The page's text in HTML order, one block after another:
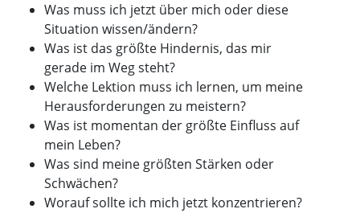
Was muss ich jetzt über mich oder diese
Situation wissen/ändern?
Was ist das größte Hindernis, das mir
gerade im Weg steht?
Welche Lektion muss ich lernen, um meine
Herausforderungen zu meistern?
Was ist momentan der größte Einfluss auf
mein Leben?
Was sind meine größten Stärken oder
Schwächen?
Worauf sollte ich mich jetzt konzentrieren?